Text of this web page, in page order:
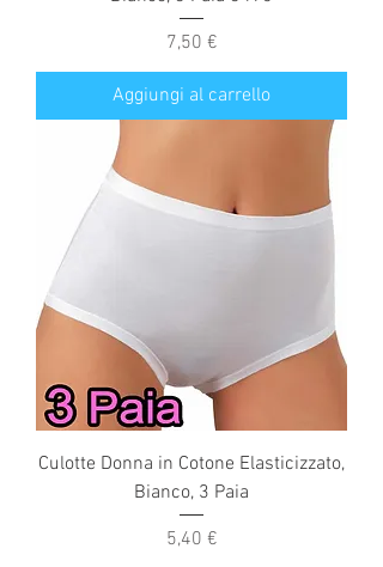
Prezzo
7,50 €
Aggiungi al carrello
Culotte Donna in Cotone Elasticizzato,
Bianco, 3 Paia
Prezzo
5,40 €